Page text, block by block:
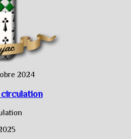
2024